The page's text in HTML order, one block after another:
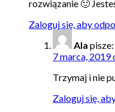
rozwiązanie 🙂
Zaloguj się, aby
Ala pisze:
7 marca, 2019
Trzymaj i nie
Zaloguj się,